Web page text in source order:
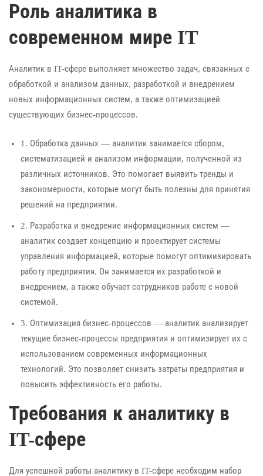
Роль аналитика в
современном мире IT
Аналитик в IT-сфере выполняет множество задач, связанных с
обработкой и анализом данных, разработкой и внедрением
новых информационных систем, а также оптимизацией
существующих бизнес-процессов.
1. Обработка данных — аналитик занимается сбором,
систематизацией и анализом информации, полученной из
различных источников. Это помогает выявить тренды и
закономерности, которые могут быть полезны для принятия
решений на предприятии.
2. Разработка и внедрение информационных систем —
аналитик создает концепцию и проектирует системы
управления информацией, которые помогут оптимизировать
работу предприятия. Он занимается их разработкой и
внедрением, а также обучает сотрудников работе с новой
системой.
3. Оптимизация бизнес-процессов — аналитик анализирует
текущие бизнес-процессы предприятия и оптимизирует их с
использованием современных информационных
технологий. Это позволяет снизить затраты предприятия и
повысить эффективность его работы.
Требования к аналитику в
IT-сфере
Для успешной работы аналитику в IT-сфере необходим набор